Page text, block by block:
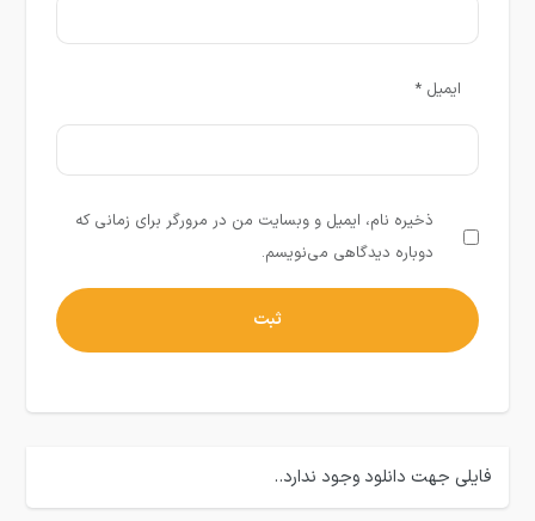
ایمیل*
ذخیره نام، ایمیل و وبسایت من در مرورگر برای زمانی که
دوباره دیدگاهی می‌نویسم.
فایلی جهت دانلود وجود ندارد..